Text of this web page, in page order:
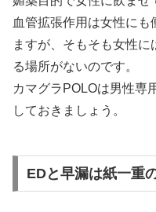
血管拡張作用は女性に
ますが、そもそも女性
る場所がないのです。
カマグラPOLOは男性専
しておきましょう。
EDと早漏は紙一重